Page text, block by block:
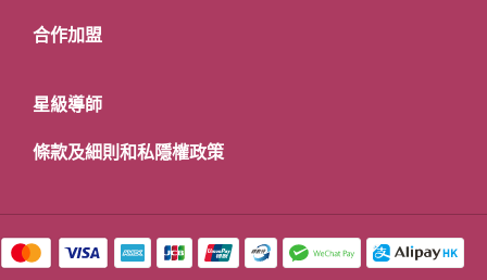
合作加盟
星級導師
條款及細則和私隱權政策